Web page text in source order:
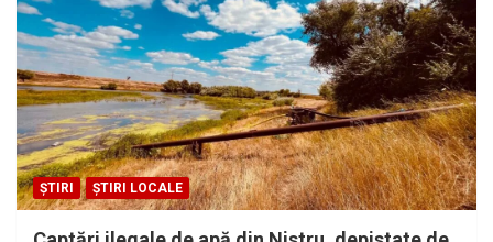
ȘTIRI ȘTIRI LOCALE